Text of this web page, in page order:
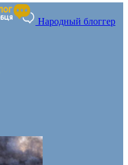
Народный блоггер